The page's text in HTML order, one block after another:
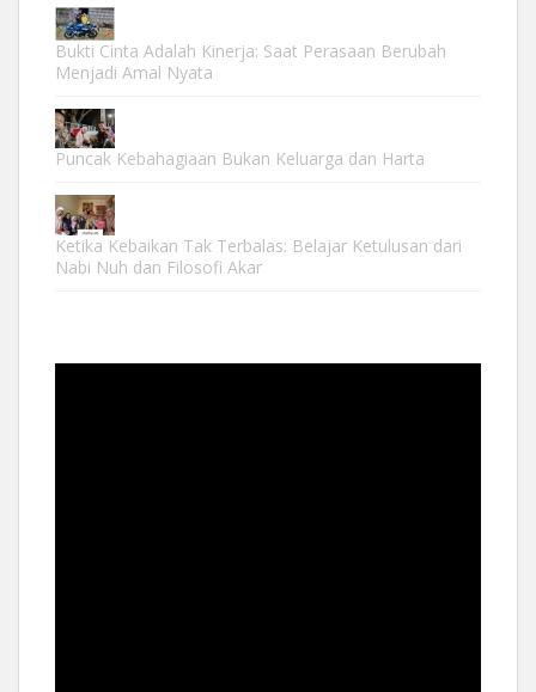
Bukti Cinta Adalah Kinerja: Saat Perasaan Berubah
Menjadi Amal Nyata
Puncak Kebahagiaan Bukan Keluarga dan Harta
Ketika Kebaikan Tak Terbalas: Belajar Ketulusan dari
Nabi Nuh dan Filosofi Akar